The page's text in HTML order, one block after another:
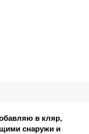
в кляр,
снаружи и